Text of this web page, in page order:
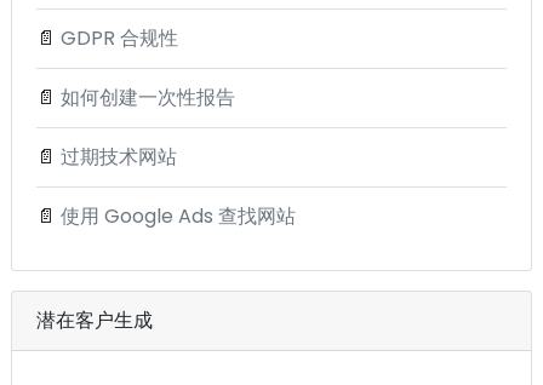
📄 GDPR 合规性
📄 如何创建一次性报告
📄 过期技术网站
📄 使用 Google Ads 查找网站
潜在客户生成